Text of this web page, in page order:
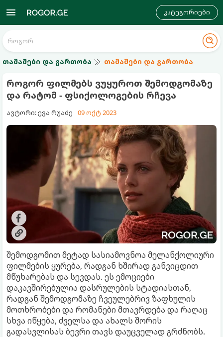
კატეგორიები
თამაშები და გართობა თამაშები და გართობა
როგორ ფილმებს ვუყუროთ შემოდგომაზე
და რატომ - ფსიქოლოგების რჩევა
ავტორი: ევა რუაძე 09 ოქტ 2023
შემოდგომით მეტად სასიამოვნოა მელანქოლიური
ფილმების ყურება, რადგან ხშირად განვიცდით
მწუხარებას და სევდას. ეს ემოციები
დაკავშირებულია დასრულების სტადიასთან,
რადგან შემოდგომაზე ჩვეულებრივ ზაფხულის
მოთხრობები და რომანები მთავრდება და რაღაც
სხვა იწყება, ძველსა და ახალს შორის
გადასვლისას ბევრი თავს დაუცველად გრძნობს.